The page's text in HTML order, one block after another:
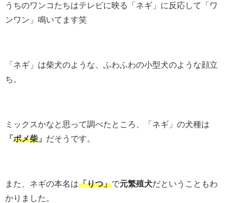
うちのワンコたちはテレビに映る「ネギ」に反応して「ワ
ンワン」鳴いてます笑
「ネギ」は柴犬のような、ふわふわの小型犬のような顔立
ち。
ミックスかなと思って調べたところ、「 ネギ」の犬種は
「 ポメ柴 」 だそうです。
また、ネギの本名は「りつ」で元繁殖犬だということもわ
かりました。